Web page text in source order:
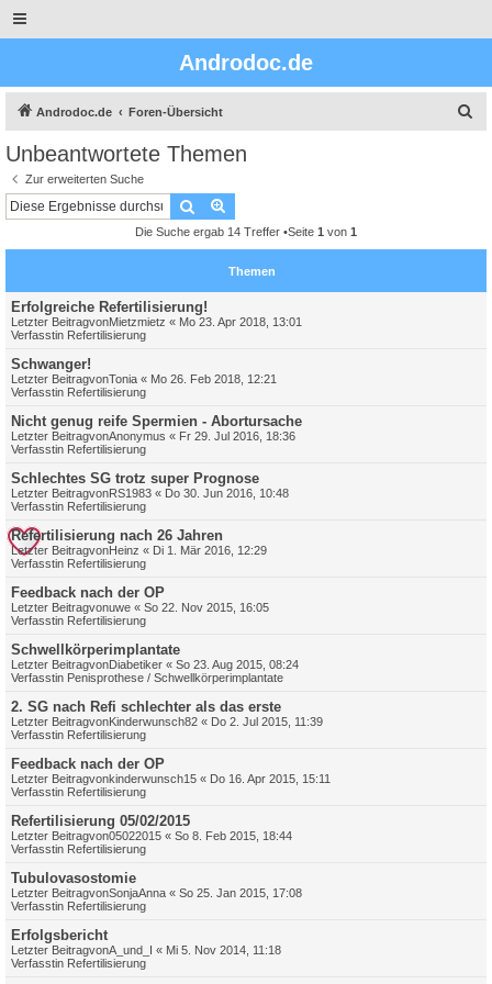
Androdoc.de
Androdoc.de Foren-Übersicht
Unbeantwortete Themen
Zur erweiterten Suche
Suche
Die Suche ergab 14 Treffer •Seite 1 von 1
Themen
Erfolgreiche Refertilisierung!
Letzter BeitragvonMietzmietz « Mo 23. Apr 2018, 13:01
Verfasstin Refertilisierung
Schwanger!
Letzter BeitragvonTonia « Mo 26. Feb 2018, 12:21
Verfasstin Refertilisierung
Nicht genug reife Spermien - Abortursache
Letzter BeitragvonAnonymus « Fr 29. Jul 2016, 18:36
Verfasstin Refertilisierung
Schlechtes SG trotz super Prognose
Letzter BeitragvonRS1983 « Do 30. Jun 2016, 10:48
Verfasstin Refertilisierung
Refertilisierung nach 26 Jahren
Letzter BeitragvonHeinz « Di 1. Mär 2016, 12:29
Verfasstin Refertilisierung
Feedback nach der OP
Letzter Beitragvonuwe « So 22. Nov 2015, 16:05
Verfasstin Refertilisierung
Schwellkörperimplantate
Letzter BeitragvonDiabetiker « So 23. Aug 2015, 08:24
Verfasstin Penisprothese / Schwellkörperimplantate
2. SG nach Refi schlechter als das erste
Letzter BeitragvonKinderwunsch82 « Do 2. Jul 2015, 11:39
Verfasstin Refertilisierung
Feedback nach der OP
Letzter Beitragvonkinderwunsch15 « Do 16. Apr 2015, 15:11
Verfasstin Refertilisierung
Refertilisierung 05/02/2015
Letzter Beitragvon05022015 « So 8. Feb 2015, 18:44
Verfasstin Refertilisierung
Tubulovasostomie
Letzter BeitragvonSonjaAnna « So 25. Jan 2015, 17:08
Verfasstin Refertilisierung
Erfolgsbericht
Letzter BeitragvonA_und_I « Mi 5. Nov 2014, 11:18
Verfasstin Refertilisierung